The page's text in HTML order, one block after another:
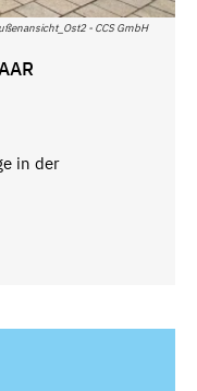
- CCS GmbH
in der